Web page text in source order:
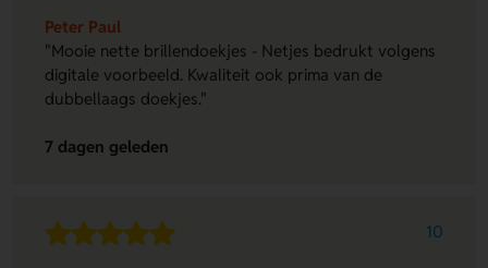
Peter Paul
"Mooie nette brillendoekjes - Netjes bedrukt volgens
digitale voorbeeld. Kwaliteit ook prima van de
dubbellaags doekjes."
7 dagen geleden
10